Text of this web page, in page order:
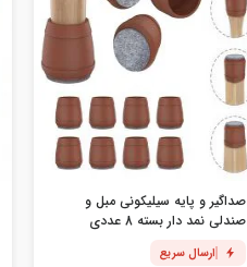
صداگیر و پایه سیلیکونی مبل و
صندلی نمد دار بسته 8 عددی
ارسال سریع